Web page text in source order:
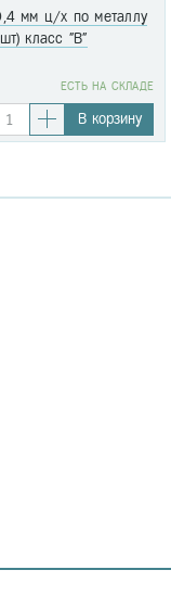
мм ц/х по металлу
класс "В"
EСТЬ НА СКЛАДЕ
В корзину